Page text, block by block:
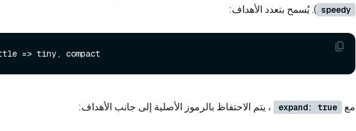
speedy ). يُسمح بتعدد الأهداف:
مع expand: true ، يتم الاحتفاظ بالرموز الأصلية إلى جانب الأهداف: